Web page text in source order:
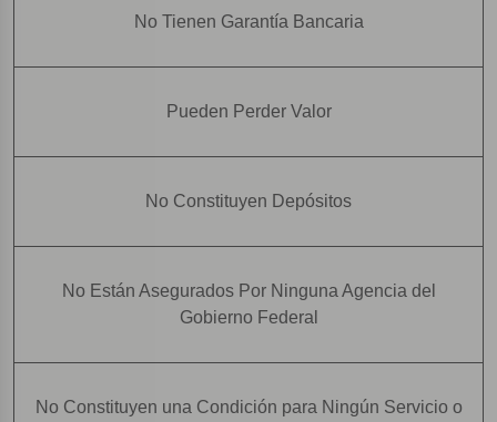
No Tienen Garantía Bancaria
Pueden Perder Valor
No Constituyen Depósitos
No Están Asegurados Por Ninguna Agencia del
Gobierno Federal
No Constituyen una Condición para Ningún Servicio o